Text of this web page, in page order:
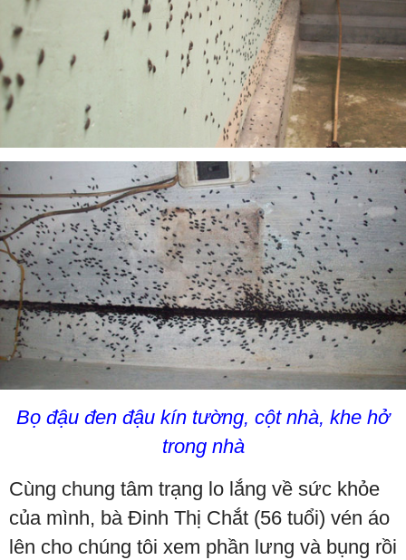
Bọ đậu đen đậu kín tường, cột nhà, khe hở
trong nhà
Cùng chung tâm trạng lo lắng về sức khỏe
của mình, bà Đinh Thị Chắt (56 tuổi) vén áo
lên cho chúng tôi xem phần lưng và bụng rồi